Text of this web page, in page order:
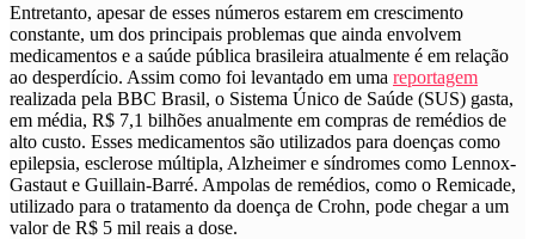
Entretanto, apesar de esses números estarem em crescimento
constante, um dos principais problemas que ainda envolvem
medicamentos e a saúde pública brasileira atualmente é em relação
ao desperdício. Assim como foi levantado em uma reportagem
realizada pela BBC Brasil, o Sistema Único de Saúde (SUS) gasta,
em média, R$ 7,1 bilhões anualmente em compras de remédios de
alto custo. Esses medicamentos são utilizados para doenças como
epilepsia, esclerose múltipla, Alzheimer e síndromes como Lennox-
Gastaut e Guillain-Barré. Ampolas de remédios, como o Remicade,
utilizado para o tratamento da doença de Crohn, pode chegar a um
valor de R$ 5 mil reais a dose.